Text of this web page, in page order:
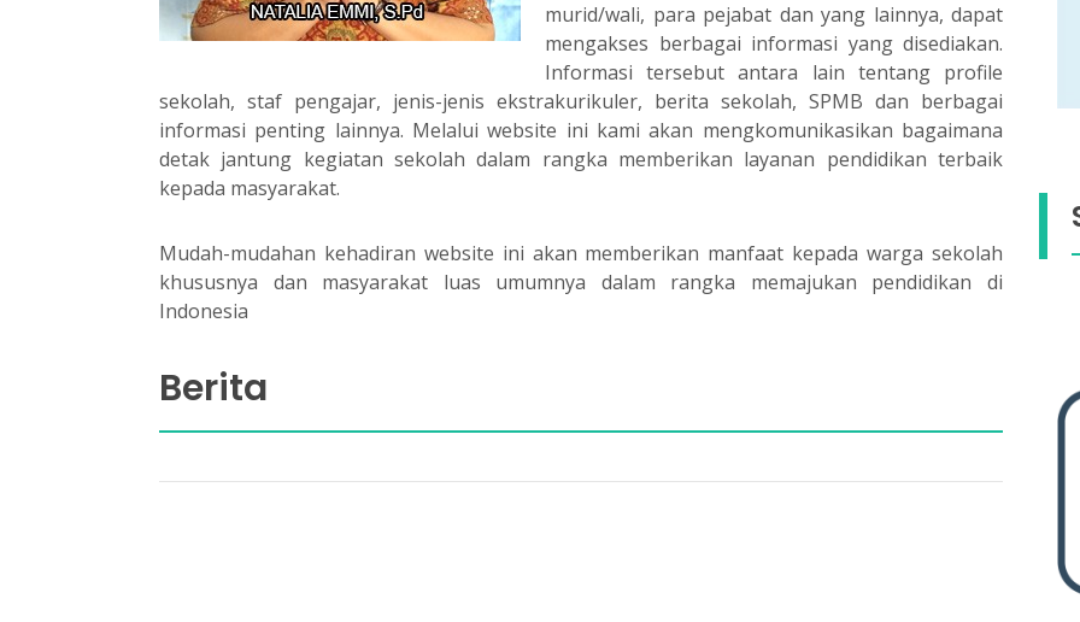
murid/wali, para pejabat dan yang lainnya, dapat
mengakses berbagai informasi yang disediakan.
Informasi tersebut antara lain tentang profile
sekolah, staf pengajar, jenis-jenis ekstrakurikuler, berita sekolah, SPMB dan berbagai
informasi penting lainnya. Melalui website ini kami akan mengkomunikasikan bagaimana
detak jantung kegiatan sekolah dalam rangka memberikan layanan pendidikan terbaik
kepada masyarakat.
Mudah-mudahan kehadiran website ini akan memberikan manfaat kepada warga sekolah
khususnya dan masyarakat luas umumnya dalam rangka memajukan pendidikan di
Indonesia
Berita